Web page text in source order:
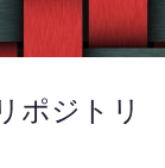
ポジトリ